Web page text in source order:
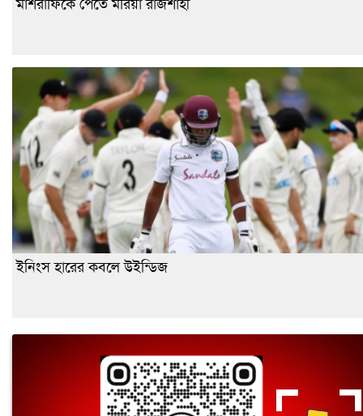
ইনিংস হারের কবলে উইন্ডিজ